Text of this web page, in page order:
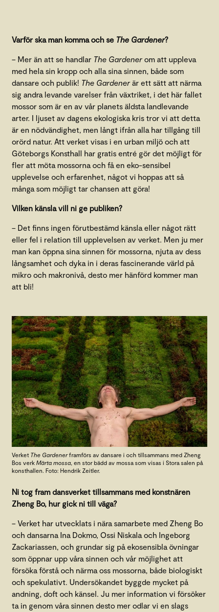
Varför ska man komma och se The Gardener?
– Mer än att se handlar The Gardenerom att uppleva
med hela sin kropp och alla sina sinnen, både som
dansare och publik! The Gardenerär ett sätt att närma
sig andra levande varelser från växtriket, i det här fallet
mossor som är en av vår planets äldsta landlevande
arter. I ljuset av dagens ekologiska kris tror vi att detta
är en nödvändighet, men långt ifrån alla har tillgång till
orörd natur. Att verket visas i en urban miljö och att
Göteborgs Konsthall har gratis entré gör det möjligt för
fler att möta mossorna och få en eko-sensibel
upplevelse och erfarenhet, något vi hoppas att så
många som möjligt tar chansen att göra!
Vilken känsla vill ni ge publiken?
– Det finns ingen förutbestämd känsla eller något rätt
eller fel i relation till upplevelsen av verket. Men ju mer
man kan öppna sina sinnen för mossorna, njuta av dess
långsamhet och dyka in i deras fascinerande värld på
mikro och makronivå, desto mer hänförd kommer man
att bli!
Verket The Gardenerframförs av dansare i och tillsammans med Zheng
Bos verk Märta mossa, en stor bädd av mossa som visas i Stora salen på
konsthallen. Foto: Hendrik Zeitler.
Ni tog fram dansverket tillsammans med konstnären
Zheng Bo, hur gick ni till väga?
– Verket har utvecklats i nära samarbete med Zheng Bo
och dansarna Ina Dokmo, Ossi Niskala och Ingeborg
Zackariassen, och grundar sig på ekosensibla övningar
som öppnar upp våra sinnen och vår möjlighet att
försöka förstå och närma oss mossorna, både biologiskt
och spekulativt. Undersökandet byggde mycket på
andning, doft och känsel. Ju mer information vi försöker
ta in genom våra sinnen desto mer odlar vi en slags